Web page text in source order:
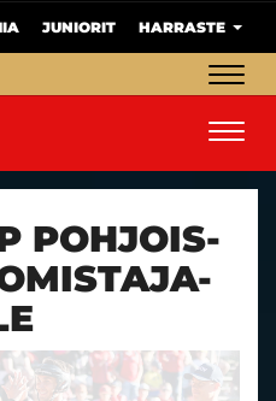
JUNIORIT HARRASTE
POHJOIS-